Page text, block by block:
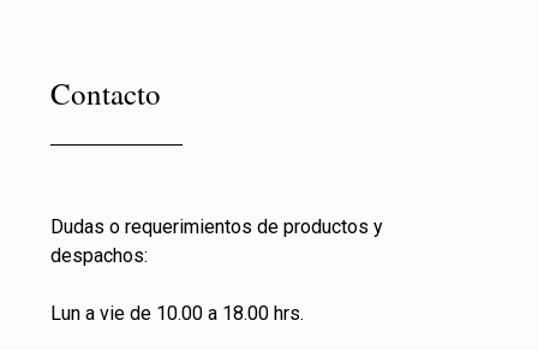
Contacto
Dudas o requerimientos de productos y
despachos:
Lun a vie de 10.00 a 18.00 hrs.